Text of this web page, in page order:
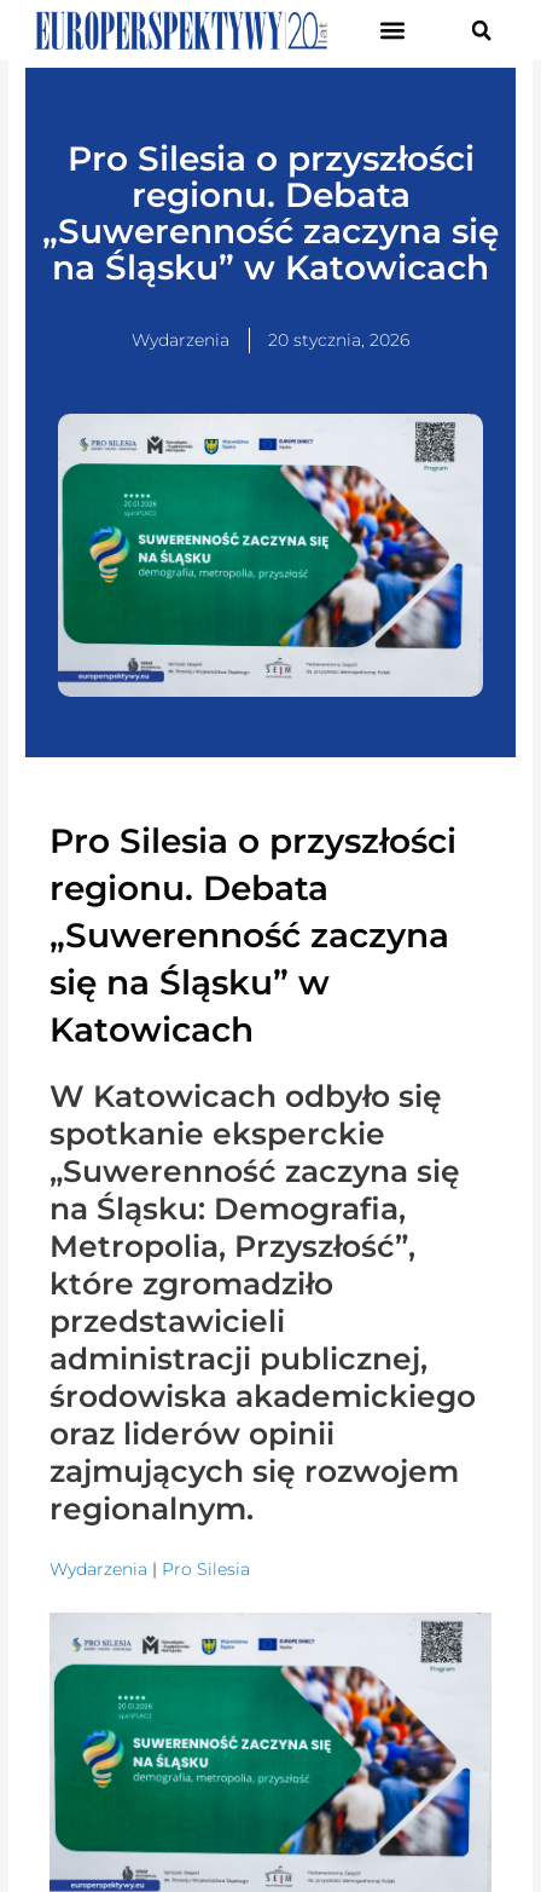
Pro Silesia o przyszłości
regionu. Debata
„Suwerenność zaczyna się
na Śląsku” w Katowicach
Wydarzenia 20 stycznia, 2026
Pro Silesia o przyszłości
regionu. Debata
„Suwerenność zaczyna
się na Śląsku” w
Katowicach
W Katowicach odbyło się
spotkanie eksperckie
„Suwerenność zaczyna się
na Śląsku: Demografia,
Metropolia, Przyszłość”,
które zgromadziło
przedstawicieli
administracji publicznej,
środowiska akademickiego
oraz liderów opinii
zajmujących się rozwojem
regionalnym.
Wydarzenia | Pro Silesia